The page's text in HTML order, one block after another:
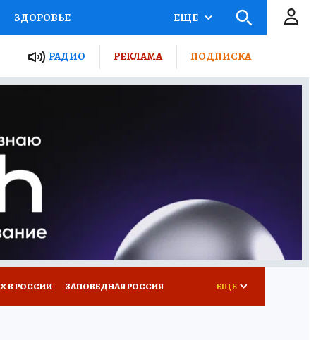
ЗДОРОВЬЕ
РОССИИ
ПУТЕВОДИТЕЛЬ
ПОТРЕБИТЕЛЯ
ЕЩЕ
РАДИО РЕКЛАМА ПОДПИСКА
В РОССИИ ЗАПОВЕДНАЯ РОССИЯ ЕЩЕ